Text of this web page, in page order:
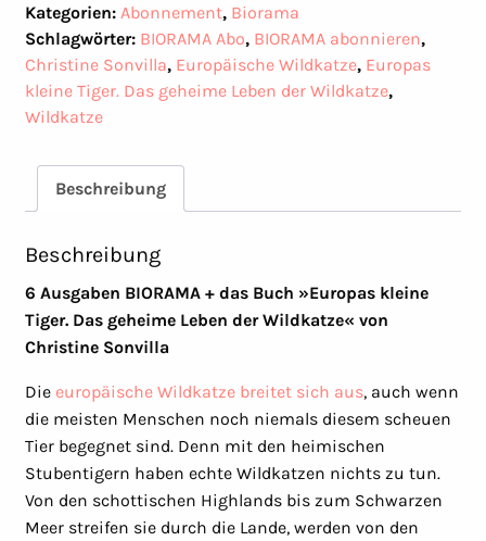
Buch
»Europas
Leben
der
Menge
Kategorien: Abonnement, Biorama
Schlagwörter: BIORAMA Abo, BIORAMA abonnieren,
Christine Sonvilla, Europäische Wildkatze, Europas
kleine Tiger. Das geheime Leben der Wildkatze,
Wildkatze
Beschreibung
Beschreibung
6 Ausgaben BIORAMA + das Buch »Europas kleine
Tiger. Das geheime Leben der Wildkatze« von
Christine Sonvilla
Die europäische Wildkatze breitet sich aus, auch wenn
die meisten Menschen noch niemals diesem scheuen
Tier begegnet sind. Denn mit den heimischen
Stubentigern haben echte Wildkatzen nichts zu tun.
Von den schottischen Highlands bis zum Schwarzen
Meer streifen sie durch die Lande, werden von den